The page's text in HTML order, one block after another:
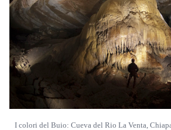
I colori del Buio: Cueva del Rio La Venta,